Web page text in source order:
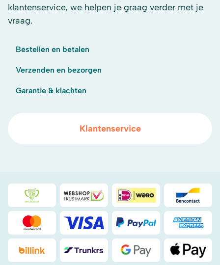
klantenservice, we helpen je graag verder met je
vraag.
Bestellen en betalen
Verzenden en bezorgen
Garantie & klachten
Klantenservice
Duurzaamheidsprijs duin- & bollenstreek
WebwinkelKeuriDeal
Mastercard Visa PayPal
Billink DHL Google Pay Apple